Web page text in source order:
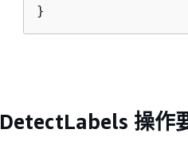
}
DetectLabels 操作